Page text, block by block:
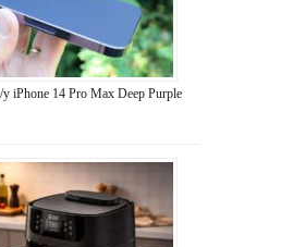
iPhone 14 Pro Max Deep Purple